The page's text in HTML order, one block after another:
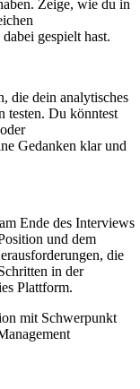
Zeige, wie du in
gespielt hast.
die dein analytisches
testen. Du könntest
Gedanken klar und
Ende des Interviews
und dem
die
in der
Plattform.
mit Schwerpunkt